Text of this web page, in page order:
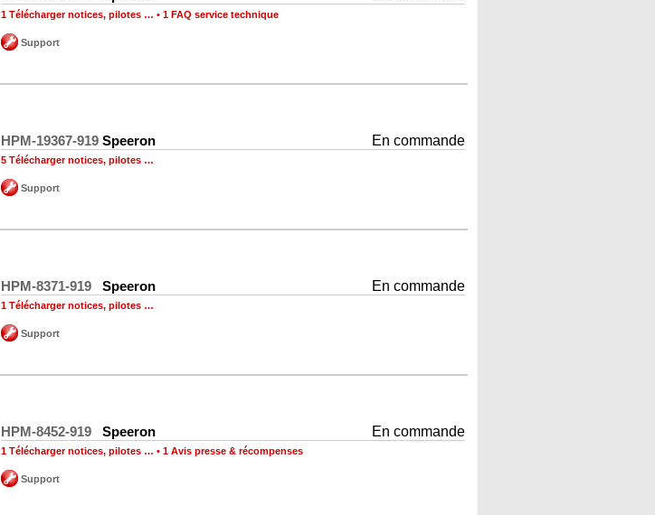
1 Télécharger notices, pilotes … • 1 FAQ service technique
Support
HPM-19367-919 Speeron En commande
5 Télécharger notices, pilotes …
Support
HPM-8371-919 Speeron En commande
1 Télécharger notices, pilotes …
Support
HPM-8452-919 Speeron En commande
1 Télécharger notices, pilotes … • 1 Avis presse & récompenses
Support